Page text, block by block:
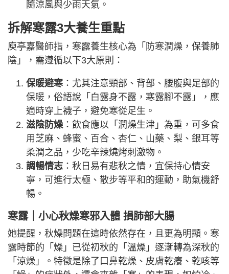
隨涼風與少雨天氣。
拆解寒露3大養生重點
庾亭嘉醫師指，寒露養生核心為「防寒潤燥，保養肺
陰」，需遵循以下3大原則：
保暖避寒：尤其注意頸部、背部、腰腹與足部的
保暖，俗語說「白露身不露，寒露腳不露」，應
適時穿上襪子，避免寒從足生。
滋陰防燥：飲食應以「潤燥生津」為重，可多食
用芝麻、蜂蜜、百合、杏仁、山藥、梨、銀耳等
柔潤之品，少吃辛辣燒烤刺激物。
調暢情志 ：秋日易有悲秋之情，宜保持心情安
寧，可進行太極、散步等平和的運動，助氣機舒
暢。
寒露｜ 小心秋燥寒邪入體 損肺部大腸
她提醒，秋燥問題在這時依然存在，且更為明顯。寒
露時節的「燥」已從初秋的「溫燥」逐漸轉為深秋的
「涼燥」。特徵是除了口鼻乾燥、皮膚乾癢、乾咳等